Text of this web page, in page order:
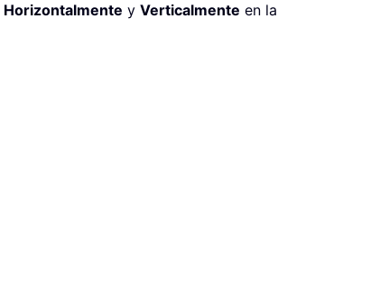
Horizontalmente y Verticalmente en la